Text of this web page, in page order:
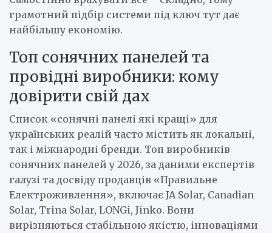
грамотний підбір системи під ключ тут дає
найбільшу економію.
Топ сонячних панелей та
провідні виробники: кому
довірити свій дах
Список «сонячні панелі які кращі» для
українських реалій часто містить як локальні,
так і міжнародні бренди. Топ виробників
сонячних панелей у 2026, за даними експертів
галузі та досвіду продавців «Правильне
Електроживлення», включає JA Solar, Canadian
Solar, Trina Solar, LONGi, Jinko. Вони
вирізняються стабільною якістю, інноваціями